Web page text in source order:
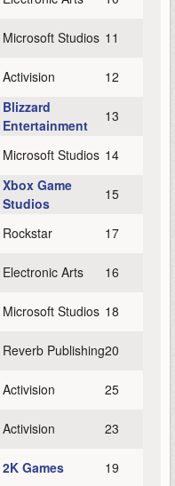
Microsoft Studios 11
Activision
12
Blizzard
Entertainment
13
Microsoft Studios 14
Xbox Game
Studios
15
Rockstar
17
Electronic Arts
16
Microsoft Studios 18
Reverb Publishing20
Activision
25
Activision
23
2K Games
19